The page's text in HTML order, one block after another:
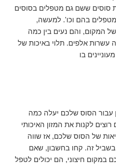
סוסים ששם גם מטפלים בסוסים
מטפלים בהם וכו'. למעשה,
המקום, והם נעים בין כמה
אלפים. תלוי באיכות של
בו
עבור הסוס שלכם יעלה כמה
לקנות את המזון האיכותי
של הסוס שלכם, אז שווה
זה. קחו בחשבון, שאם
חיצוני, הם יכולים לטפל